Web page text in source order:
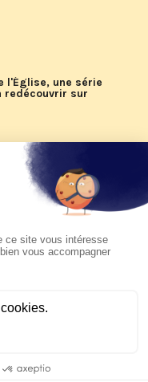
l'Église, une série
redécouvrir sur
2026 de KTO
du pape Léon
sur KTO le
Argentine et
novembre 2026